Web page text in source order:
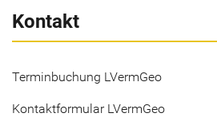
Kontakt
Terminbuchung LVermGeo
Kontaktformular LVermGeo